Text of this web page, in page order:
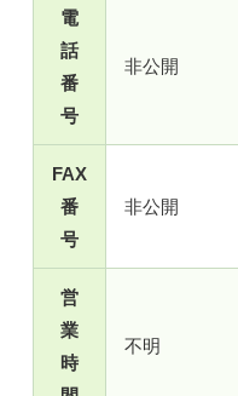
電
話
番
号
非公開
FAX
番
号
非公開
営
業
時
不明